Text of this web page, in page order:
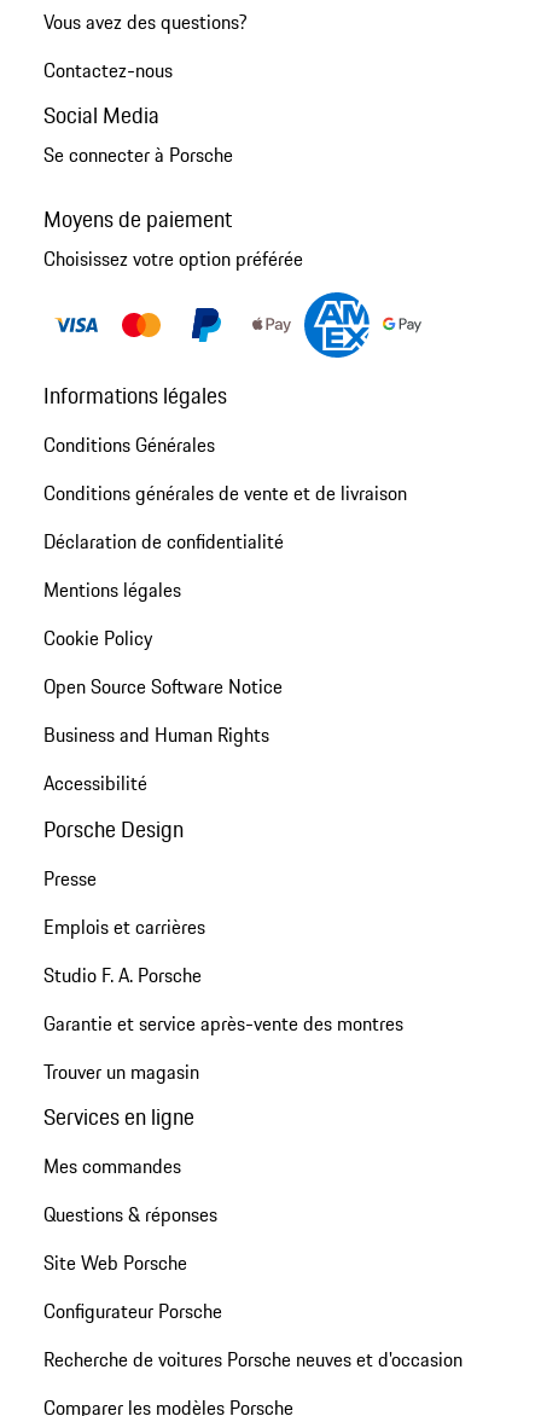
Vous avez des questions?
Contactez-nous
Social Media
Se connecter à Porsche
Moyens de paiement
Choisissez votre option préférée
Informations légales
Conditions Générales
Conditions générales de vente et de livraison
Déclaration de confidentialité
Mentions légales
Cookie Policy
Open Source Software Notice
Business and Human Rights
Accessibilité
Porsche Design
Presse
Emplois et carrières
Studio F. A. Porsche
Garantie et service après-vente des montres
Trouver un magasin
Services en ligne
Mes commandes
Questions & réponses
Site Web Porsche
Configurateur Porsche
Recherche de voitures Porsche neuves et d'occasion
Comparer les modèles Porsche